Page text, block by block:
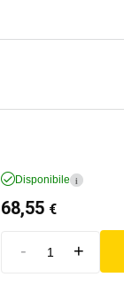
Disponibile i
68,55 €
- +